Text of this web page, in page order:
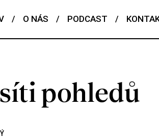
/ O NÁS / PODCAST /
pohledů